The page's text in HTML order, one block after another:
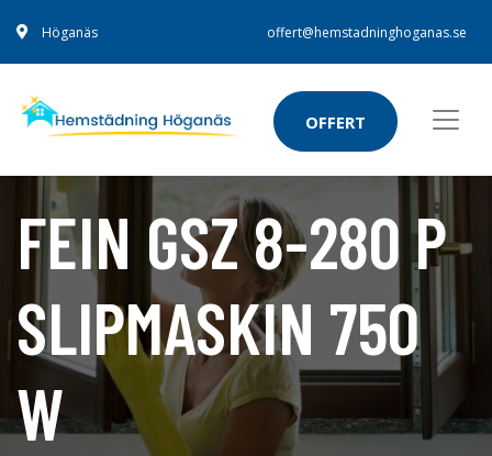
Höganäs offert@hemstadninghoganas.se
OFFERT
FEIN GSZ 8-280 P
SLIPMASKIN 750
W